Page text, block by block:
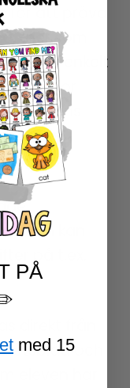
för att pröva
eller som
helt enkelt
talens
tallinjer,
man kan
på t.ex.
direkt från
och
eleven har
PÅ
med 15